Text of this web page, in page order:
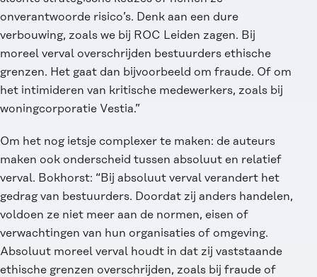
onverantwoorde risico’s. Denk aan een dure
verbouwing, zoals we bij ROC Leiden zagen. Bij
moreel verval overschrijden bestuurders ethische
grenzen. Het gaat dan bijvoorbeeld om fraude. Of om
het intimideren van kritische medewerkers, zoals bij
woningcorporatie Vestia.”
Om het nog ietsje complexer te maken: de auteurs
maken ook onderscheid tussen absoluut en relatief
verval. Bokhorst: “Bij absoluut verval verandert het
gedrag van bestuurders. Doordat zij anders handelen,
voldoen ze niet meer aan de normen, eisen of
verwachtingen van hun organisaties of omgeving.
Absoluut moreel verval houdt in dat zij vaststaande
ethische grenzen overschrijden, zoals bij fraude of